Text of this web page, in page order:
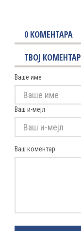
0 КОМЕНТАРА
ТВОЈ КОМЕНТАР
Ваше име
Ваш и-мејл
Ваш коментар